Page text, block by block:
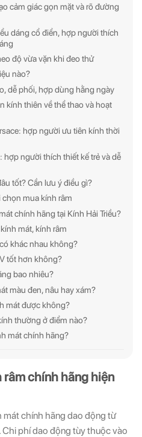
cảm giác gọn mặt và rõ đường
dáng cổ điển, hợp người thích
độ vừa vặn khi đeo thử
nào?
dễ phối, hợp dùng hằng ngày
kính thiên về thể thao và hoạt
hợp người ưu tiên kính thời
hợp người thích thiết kế trẻ và dễ
tốt? Cần lưu ý điều gì?
mua kính râm
chính hãng tại Kính Hải Triều?
mát, kính râm
khác nhau không?
tốt hơn không?
bao nhiêu?
màu đen, nâu hay xám?
mát được không?
thường ở điểm nào?
mát chính hãng?
râm chính hãng hiện
mát chính hãng dao động từ
phí dao động tùy thuộc vào